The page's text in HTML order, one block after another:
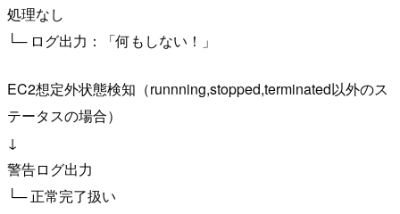
処理なし
└─ ログ出力：「何もしない！」
EC2想定外状態検知（runnning,stopped,terminated以外のス
テータスの場合）
↓
警告ログ出力
└─ 正常完了扱い